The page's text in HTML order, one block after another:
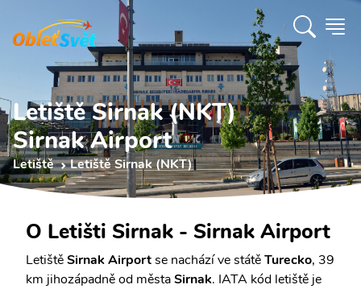
Letiště Sirnak (NKT)
Sirnak Airport
Letiště Letiště Sirnak (NKT)
O Letišti Sirnak - Sirnak Airport
LetištěSirnak Airportse nachází ve státěTurecko, 39
km jihozápadně od městaSirnak. IATA kód letiště je